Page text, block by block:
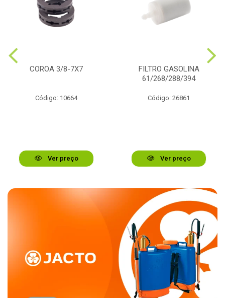
COROA 3/8-7X7
Código: 10664
Ver preço
FILTRO GASOLINA
61/268/288/394
Código: 26861
Ver preço